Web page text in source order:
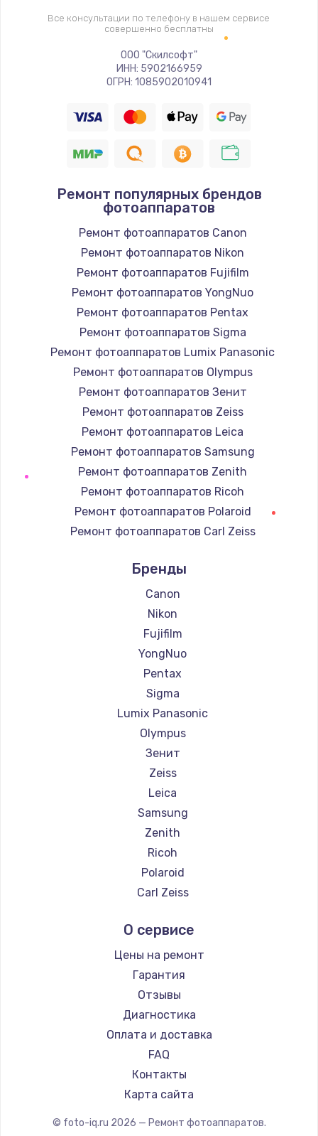
700 руб.
Заказать
Замена ТЭНа
Заказать
Замена шнура
Заказать
Замена / ремонт электронного модуля
управления
600 руб.
Заказать
Замена конфорки
1100 руб.
Заказать
Замена платы сенсора
900 руб.
Заказать
Замена регулятора режимов конфорки
900 руб.
Заказать
Замена сенсорного датчика
1300 руб.
Заказать
Замена сигнальной лампы
1200 руб.
Заказать
Замена системной платы
1500 руб.
Заказать
Замена температурного датчика
2500 руб.
Заказать
Замена электроконфорки
Заказать
Техобслуживание
900 руб.
Заказать
Установка / подключение / демонтаж
1300 руб.
Заказать
Прошивка
Все консультации по телефону в нашем сервисе
совершенно бесплатны
ООО "Скилсофт"
ИНН: 5902166959
ОГРН: 1085902010941
Ремонт популярных брендов
фотоаппаратов
Ремонт фотоаппаратов Canon
Ремонт фотоаппаратов Nikon
Ремонт фотоаппаратов Fujifilm
Ремонт фотоаппаратов YongNuo
Ремонт фотоаппаратов Pentax
Ремонт фотоаппаратов Sigma
Ремонт фотоаппаратов Lumix Panasonic
Ремонт фотоаппаратов Olympus
Ремонт фотоаппаратов Зенит
Ремонт фотоаппаратов Zeiss
Ремонт фотоаппаратов Leica
Ремонт фотоаппаратов Samsung
Ремонт фотоаппаратов Zenith
Ремонт фотоаппаратов Ricoh
Ремонт фотоаппаратов Polaroid
Ремонт фотоаппаратов Carl Zeiss
Ремонт фотоаппаратов LUMIX
Ремонт фотоаппаратов Blackmagic
Бренды
Canon
Nikon
Fujifilm
YongNuo
Pentax
Sigma
Lumix Panasonic
Olympus
Зенит
Zeiss
Leica
Samsung
Zenith
Ricoh
Polaroid
Carl Zeiss
LUMIX
Blackmagic
О сервисе
Цены на ремонт
Гарантия
Отзывы
Диагностика
Оплата и доставка
FAQ
Контакты
Карта сайта
© foto-iq.ru 2026 — Ремонт фотоаппаратов.